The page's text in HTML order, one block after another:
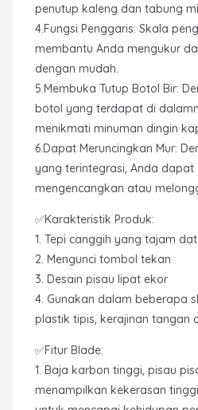
penutup kaleng dan tabung
4.Fungsi Penggaris: Skala
membantu Anda mengukur
dengan mudah.
5.Membuka Tutup Botol Bir:
botol yang terdapat di
menikmati minuman dingin
6.Dapat Meruncingkan Mur:
yang terintegrasi, Anda dapat
mengencangkan atau
✅Karakteristik Produk:
1. Tepi canggih yang tajam
2. Mengunci tombol tekan
3. Desain pisau lipat ekor
4. Gunakan dalam beberapa
plastik tipis, kerajinan tangan
✅Fitur Blade:
1. Baja karbon tinggi, pisau
menampilkan kekerasan